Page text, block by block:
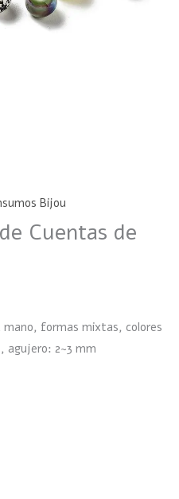
Bijou
Cuentas de
mano, formas mixtas, colores
agujero: 2~3 mm